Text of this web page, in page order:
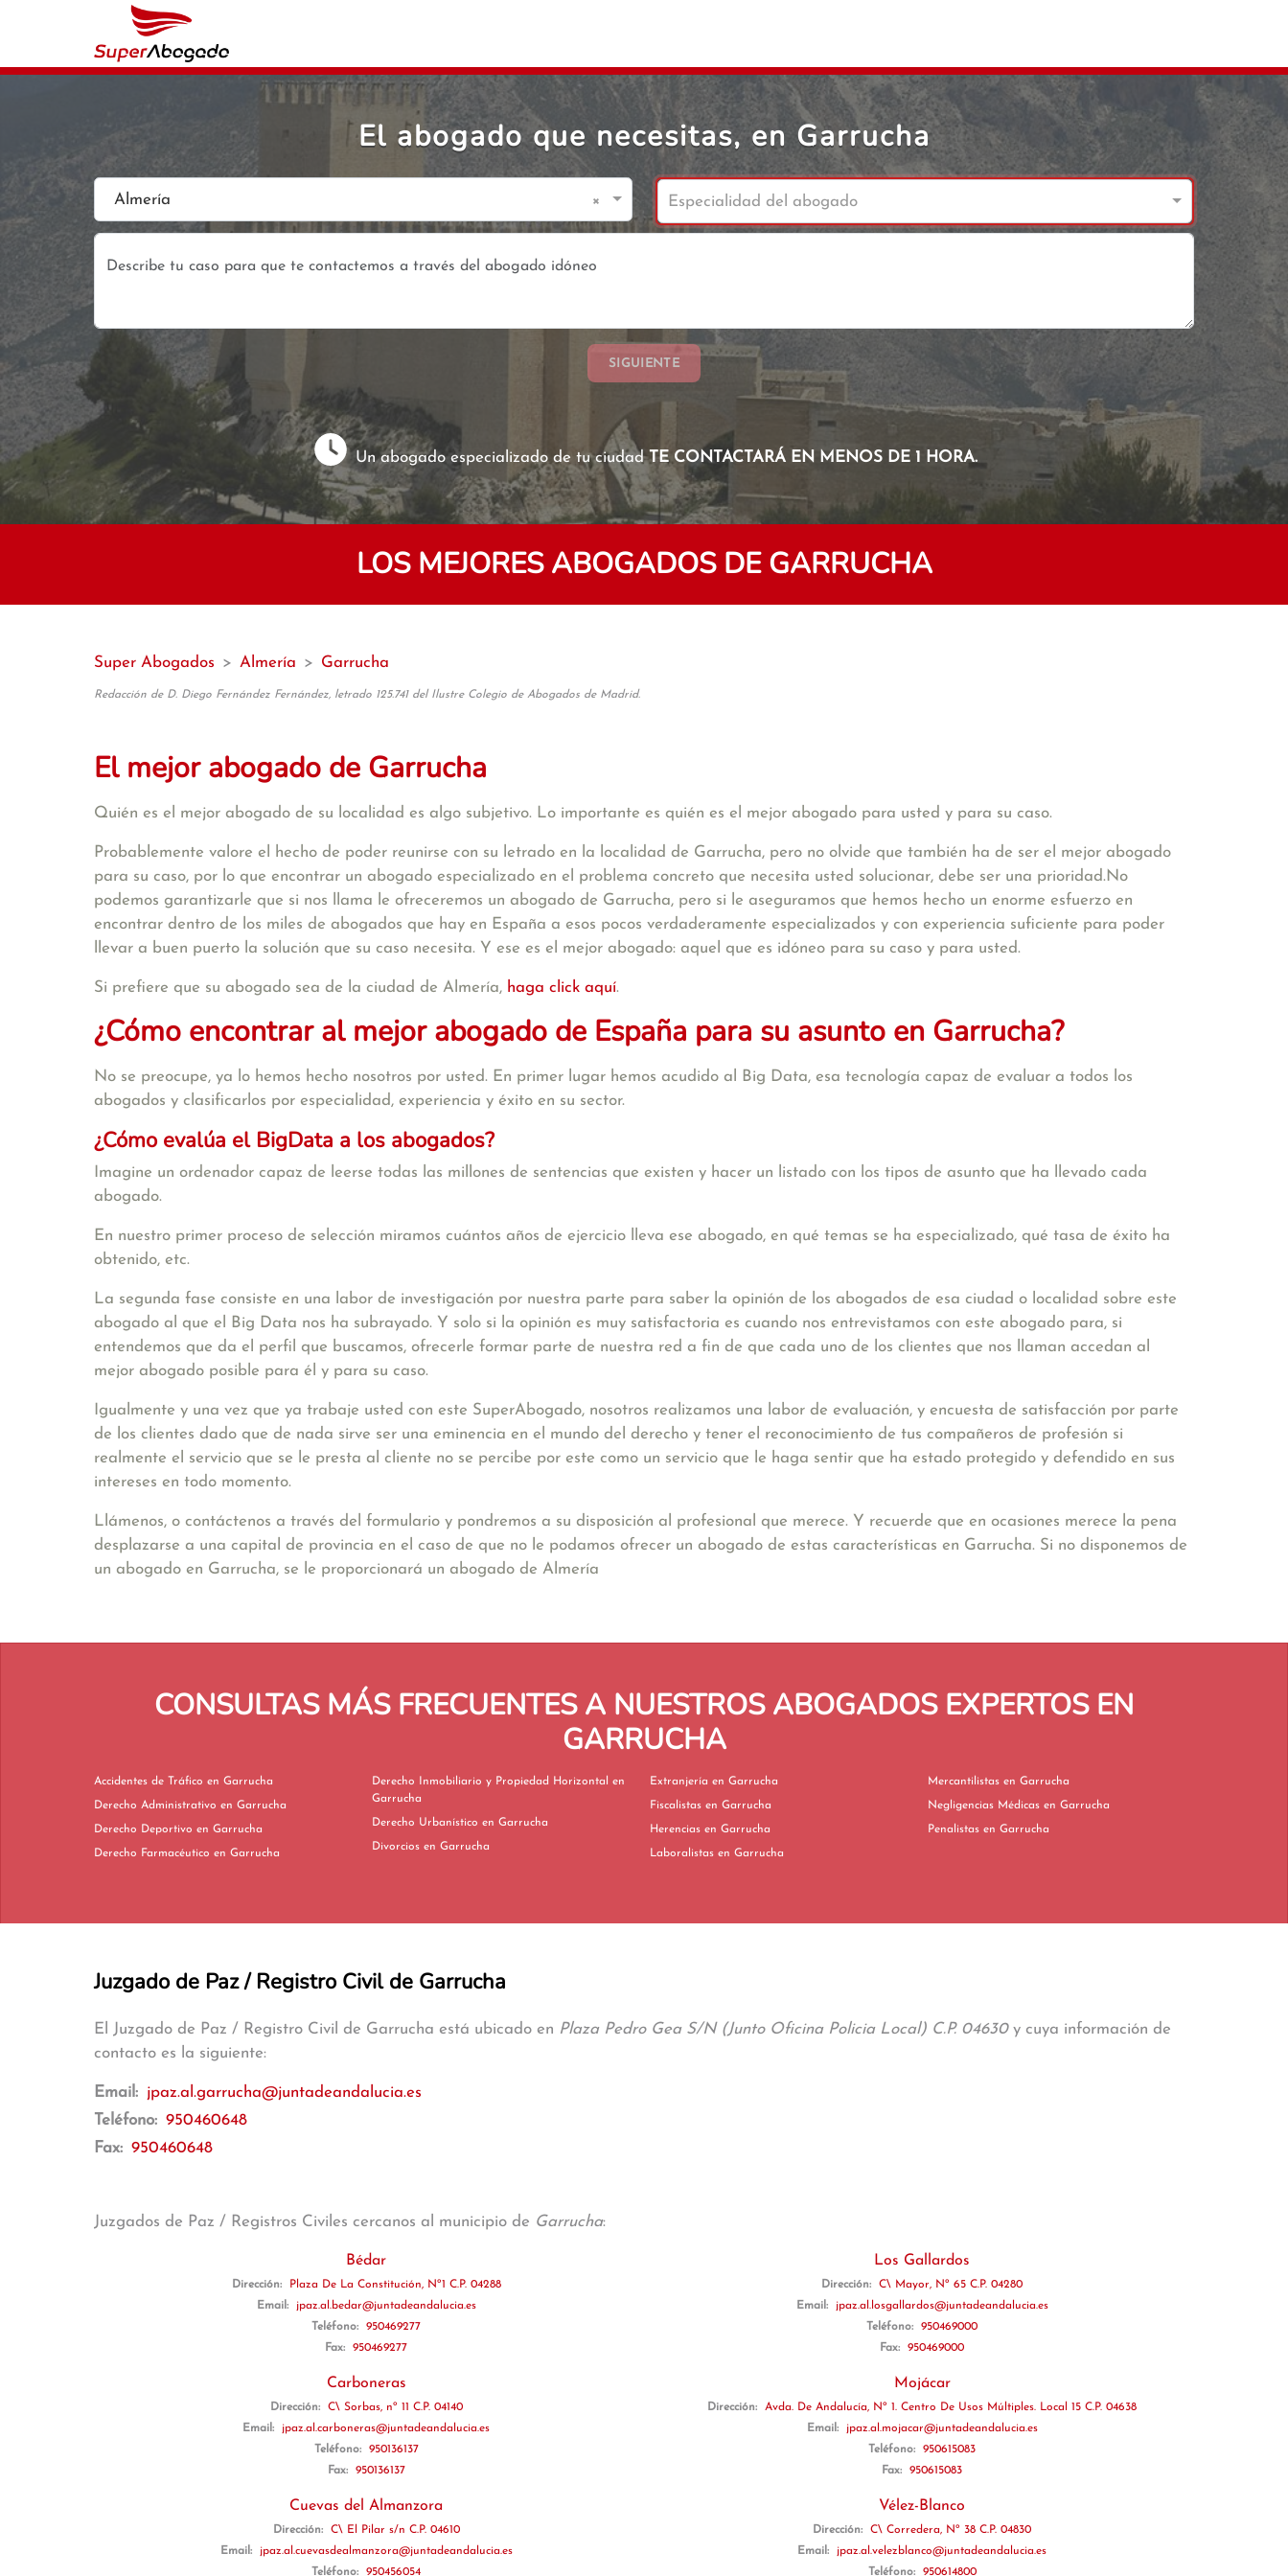
El abogado que necesitas, en Garrucha
Almería × Especialidad del abogado
SIGUIENTE
Un abogado especializado de tu ciudadTE CONTACTARÁ EN MENOS DE 1 HORA.
LOS MEJORES ABOGADOS DE GARRUCHA
Super Abogados > Almería > Garrucha
Redacción de D. Diego Fernández Fernández, letrado 125.741 del Ilustre Colegio de Abogados de Madrid.
El mejor abogado de Garrucha
Quién es el mejor abogado de su localidad es algo subjetivo. Lo importante es quién es el mejor abogado para usted y para su caso.
Probablemente valore el hecho de poder reunirse con su letrado en la localidad de Garrucha, pero no olvide que también ha de ser el mejor abogado
para su caso, por lo que encontrar un abogado especializado en el problema concreto que necesita usted solucionar, debe ser una prioridad.No
podemos garantizarle que si nos llama le ofreceremos un abogado de Garrucha, pero si le aseguramos que hemos hecho un enorme esfuerzo en
encontrar dentro de los miles de abogados que hay en España a esos pocos verdaderamente especializados y con experiencia suficiente para poder
llevar a buen puerto la solución que su caso necesita. Y ese es el mejor abogado: aquel que es idóneo para su caso y para usted.
Si prefiere que su abogado sea de la ciudad de Almería, haga click aquí.
¿Cómo encontrar al mejor abogado de España para su asunto en Garrucha?
No se preocupe, ya lo hemos hecho nosotros por usted. En primer lugar hemos acudido al Big Data, esa tecnología capaz de evaluar a todos los
abogados y clasificarlos por especialidad, experiencia y éxito en su sector.
¿Cómo evalúa el BigData a los abogados?
Imagine un ordenador capaz de leerse todas las millones de sentencias que existen y hacer un listado con los tipos de asunto que ha llevado cada
abogado.
En nuestro primer proceso de selección miramos cuántos años de ejercicio lleva ese abogado, en qué temas se ha especializado, qué tasa de éxito ha
obtenido, etc.
La segunda fase consiste en una labor de investigación por nuestra parte para saber la opinión de los abogados de esa ciudad o localidad sobre este
abogado al que el Big Data nos ha subrayado. Y solo si la opinión es muy satisfactoria es cuando nos entrevistamos con este abogado para, si
entendemos que da el perfil que buscamos, ofrecerle formar parte de nuestra red a fin de que cada uno de los clientes que nos llaman accedan al
mejor abogado posible para él y para su caso.
Igualmente y una vez que ya trabaje usted con este SuperAbogado, nosotros realizamos una labor de evaluación, y encuesta de satisfacción por parte
de los clientes dado que de nada sirve ser una eminencia en el mundo del derecho y tener el reconocimiento de tus compañeros de profesión si
realmente el servicio que se le presta al cliente no se percibe por este como un servicio que le haga sentir que ha estado protegido y defendido en sus
intereses en todo momento.
Llámenos, o contáctenos a través del formulario y pondremos a su disposición al profesional que merece. Y recuerde que en ocasiones merece la pena
desplazarse a una capital de provincia en el caso de que no le podamos ofrecer un abogado de estas características en Garrucha. Si no disponemos de
un abogado en Garrucha, se le proporcionará un abogado de Almería
CONSULTAS MÁS FRECUENTES A NUESTROS ABOGADOS EXPERTOS EN
GARRUCHA
Accidentes de Tráfico en Garrucha
Derecho Administrativo en Garrucha
Derecho Deportivo en Garrucha
Derecho Farmacéutico en Garrucha
Derecho Inmobiliario y Propiedad Horizontal en
Garrucha
Derecho Urbanístico en Garrucha
Divorcios en Garrucha
Extranjería en Garrucha
Fiscalistas en Garrucha
Herencias en Garrucha
Laboralistas en Garrucha
Mercantilistas en Garrucha
Negligencias Médicas en Garrucha
Penalistas en Garrucha
Juzgado de Paz / Registro Civil de Garrucha
El Juzgado de Paz / Registro Civil de Garrucha está ubicado en Plaza Pedro Gea S/N (Junto Oficina Policia Local) C.P. 04630y cuya información de
contacto es la siguiente:
Email: jpaz.al.garrucha@juntadeandalucia.es
Teléfono: 950460648
Fax: 950460648
Juzgados de Paz / Registros Civiles cercanos al municipio de Garrucha:
Bédar
Dirección:
Plaza De La Constitución, Nº1 C.P. 04288
Email:
jpaz.al.bedar@juntadeandalucia.es
Teléfono:
950469277
Fax:
950469277
Carboneras
Dirección:
C\ Sorbas, nº 11 C.P. 04140
Email:
jpaz.al.carboneras@juntadeandalucia.es
Teléfono:
950136137
Fax:
950136137
Cuevas del Almanzora
Dirección:
C\ El Pilar s/n C.P. 04610
Email:
jpaz.al.cuevasdealmanzora@juntadeandalucia.es
Teléfono:
950456054
Los Gallardos
Dirección:
C\ Mayor, Nº 65 C.P. 04280
Email:
jpaz.al.losgallardos@juntadeandalucia.es
Teléfono:
950469000
Fax:
950469000
Mojácar
Dirección:
Avda. De Andalucía, Nº 1. Centro De Usos Múltiples. Local 15 C.P. 04638
Email:
jpaz.al.mojacar@juntadeandalucia.es
Teléfono:
950615083
Fax:
950615083
Vélez-Blanco
Dirección:
C\ Corredera, Nº 38 C.P. 04830
Email:
jpaz.al.velezblanco@juntadeandalucia.es
Teléfono:
950614800